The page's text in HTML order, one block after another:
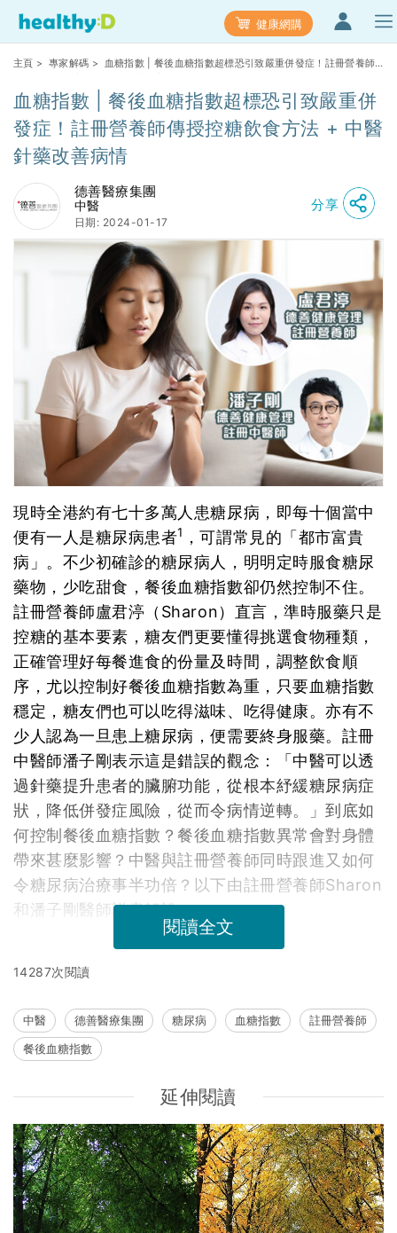
健康網購
主頁 > 專家解碼 > 血糖指數 | 餐後血糖指數超標恐引致嚴重併發症！註冊營養師
血糖指數 | 餐後血糖指數超標恐引致嚴重併
發症！註冊營養師傳授控糖飲食方法 + 中醫
針藥改善病情
德善醫療集團
中醫
日期: 2024-01-17
分享
現時全港約有七十多萬人患糖尿病，即每十個當中
便有一人是糖尿病患者1
，可謂常見的「都市富貴
病」。不少初確診的糖尿病人，明明定時服食糖尿
藥物，少吃甜食，餐後血糖指數卻仍然控制不住。
註冊營養師盧君渟（Sharon）直言，準時服藥只是
控糖的基本要素，糖友們更要懂得挑選食物種類，
正確管理好每餐進食的份量及時間，調整飲食順
序，尤以控制好餐後血糖指數為重，只要血糖指數
穩定，糖友們也可以吃得滋味、吃得健康。亦有不
少人認為一旦患上糖尿病，便需要終身服藥。註冊
中醫師潘子剛表示這是錯誤的觀念：「中醫可以透
過針藥提升患者的臟腑功能，從根本紓緩糖尿病症
狀，降低併發症風險，從而令病情逆轉。」到底如
何控制餐後血糖指數？餐後血糖指數異常會對身體
帶來甚麼影響？中醫與註冊營養師同時跟進又如何
令糖尿病治療事半功倍？以下由註冊營養師Sharon
和潘子剛醫師詳盡解說。
閱讀全文
14287次閱讀
中醫 德善醫療集團 糖尿病 血糖指數
註冊營養師
餐後血糖指數
延伸閱讀